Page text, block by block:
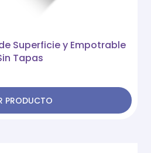
de Superficie y Empotrable
Tapas
PRODUCTO